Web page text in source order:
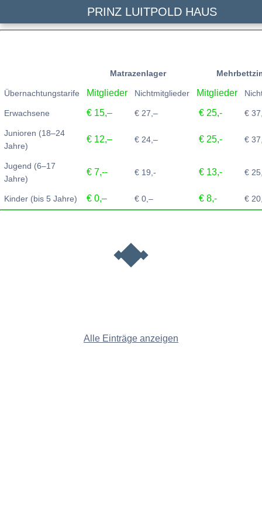
PRINZ LUITPOLD HAUS
Matrazenlager
Übernachtungstarife Mitglieder Nichtmitglieder Mitglieder
Erwachsene € 15,– € 27,– € 25,- €
Junioren (18–24
Jahre)
€ 12,– € 24,– € 25,- €
Jugend (6–17
Jahre)
€ 7,-- € 19,- € 13,- €
Kinder (bis 5 Jahre) € 0,– € 0,– € 8,- €
Alle Einträge anzeigen